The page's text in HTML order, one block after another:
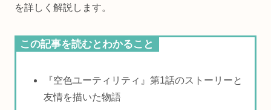
を詳しく解説します。
この記事を読むとわかること
『空色ユーティリティ』第1話のストーリーと
友情を描いた物語